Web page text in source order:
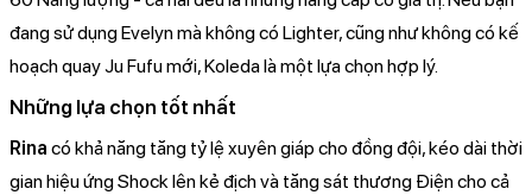
đang sử dụng Evelyn mà không có Lighter, cũng như không có kế
hoạch quay Ju Fufu mới, Koleda là một lựa chọn hợp lý.
Những lựa chọn tốt nhất
Rina có khả năng tăng tỷ lệ xuyên giáp cho đồng đội, kéo dài thời
gian hiệu ứng Shock lên kẻ địch và tăng sát thương Điện cho cả